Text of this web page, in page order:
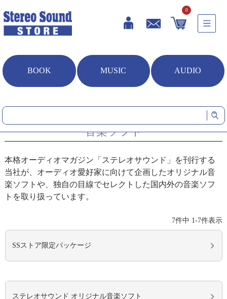
0
BOOK MUSIC AUDIO
音楽ソフト
本格オーディオマガジン「ステレオサウンド」を刊行する
当社が、オーディオ愛好家に向けて企画したオリジナル音
楽ソフトや、独自の目線でセレクトした国内外の音楽ソフ
トを取り扱っています。
7件中 1-7件表示
SSストア限定パッケージ
ステレオサウンド オリジナル音楽ソフト